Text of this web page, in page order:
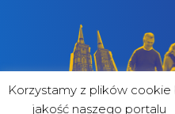
Korzystamy z plików
jakość naszego portalu